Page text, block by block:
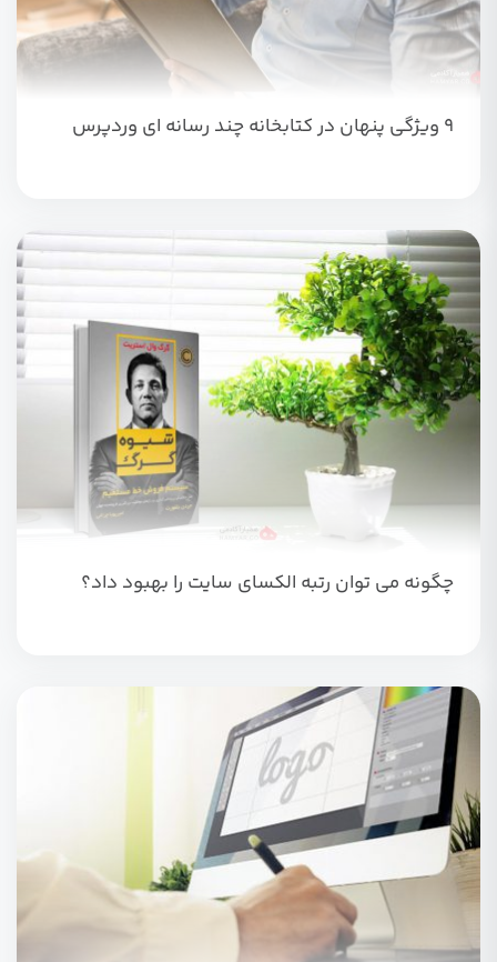
۹ ویژگی پنهان در کتابخانه چند رسانه ای وردپرس
چگونه می توان رتبه الکسای سایت را بهبود داد؟